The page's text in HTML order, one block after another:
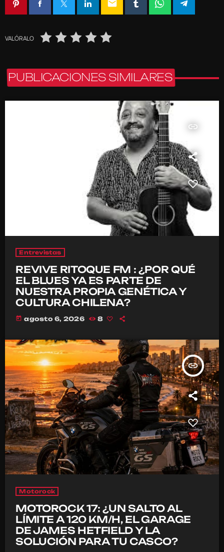
email
VALÓRALO
PUBLICACIONES SIMILARES
insert_link
Entrevistas
REVIVE RITOQUE FM : ¿POR QUÉ
EL BLUES YA ES PARTE DE
NUESTRA PROPIA GENÉTICA Y
CULTURA CHILENA?
today agosto 6, 2026 8
insert_link
Motorock
MOTOROCK 17: ¿UN SALTO AL
LÍMITE A 120 KM/H, EL GARAGE
DE JAMES HETFIELD Y LA
SOLUCIÓN PARA TU CASCO?